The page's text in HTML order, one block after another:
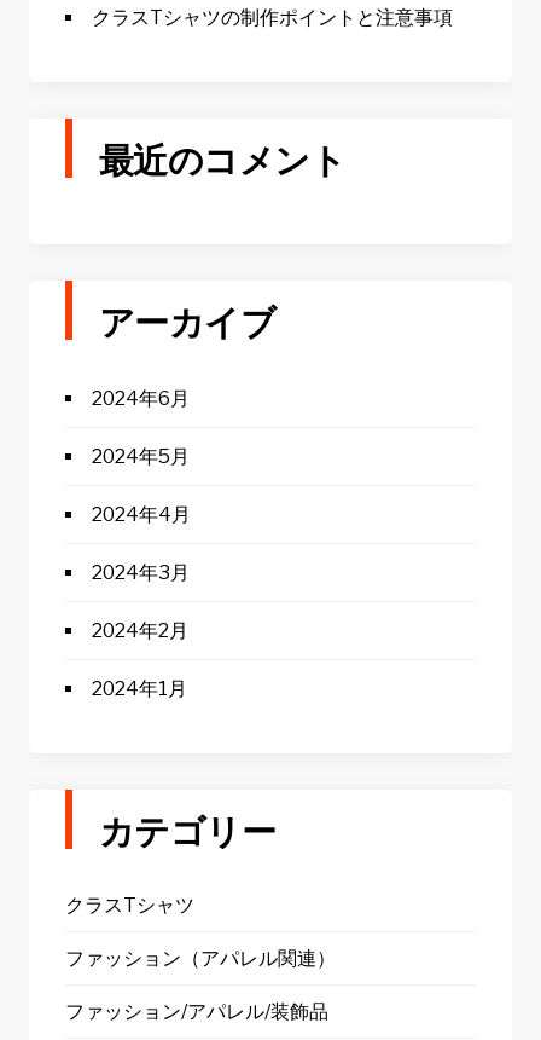
クラスTシャツの制作ポイントと注意事項
最近のコメント
アーカイブ
2024年6月
2024年5月
2024年4月
2024年3月
2024年2月
2024年1月
カテゴリー
クラスTシャツ
ファッション（アパレル関連）
ファッション/アパレル/装飾品